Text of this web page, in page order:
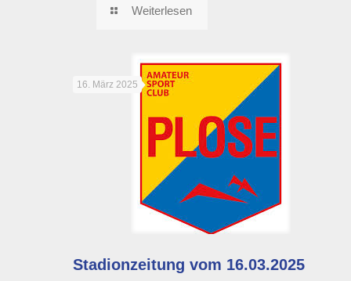
Weiterlesen
16. März 2025
Stadionzeitung vom 16.03.2025